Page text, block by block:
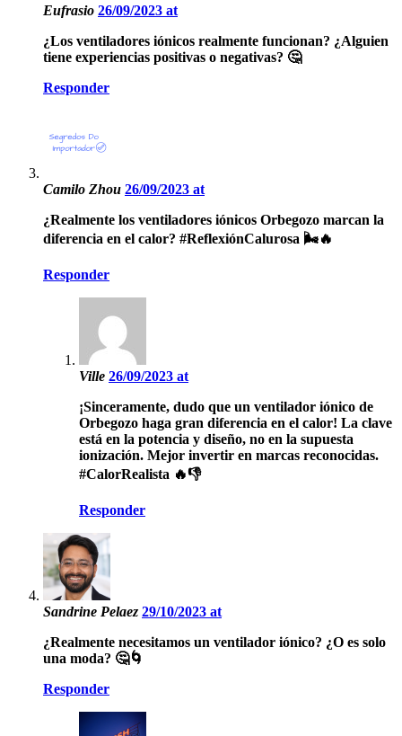
Eufrasio 26/09/2023 at
¿Los ventiladores iónicos realmente funcionan? ¿Alguien
tiene experiencias positivas o negativas? 🤔
Responder
Camilo Zhou 26/09/2023 at
¿Realmente los ventiladores iónicos Orbegozo marcan la
diferencia en el calor? #ReflexiónCalurosa 🌬️🔥
Responder
Ville 26/09/2023 at
¡Sinceramente, dudo que un ventilador iónico de
Orbegozo haga gran diferencia en el calor! La clave
está en la potencia y diseño, no en la supuesta
ionización. Mejor invertir en marcas reconocidas.
#CalorRealista 🔥👎
Responder
Sandrine Pelaez 29/10/2023 at
¿Realmente necesitamos un ventilador iónico? ¿O es solo
una moda? 🤔🌀
Responder